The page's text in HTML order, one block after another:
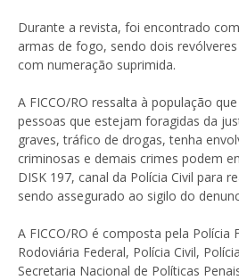
Durante a revista, foi encontrado
armas de fogo, sendo dois
com numeração suprimida.
A FICCO/RO ressalta à população
pessoas que estejam foragidas da
graves, tráfico de drogas, tenha
criminosas e demais crimes podem
DISK 197, canal da Polícia Civil para
sendo assegurado ao sigilo do
A FICCO/RO é composta pela Polícia
Rodoviária Federal, Polícia Civil,
Secretaria Nacional de Políticas